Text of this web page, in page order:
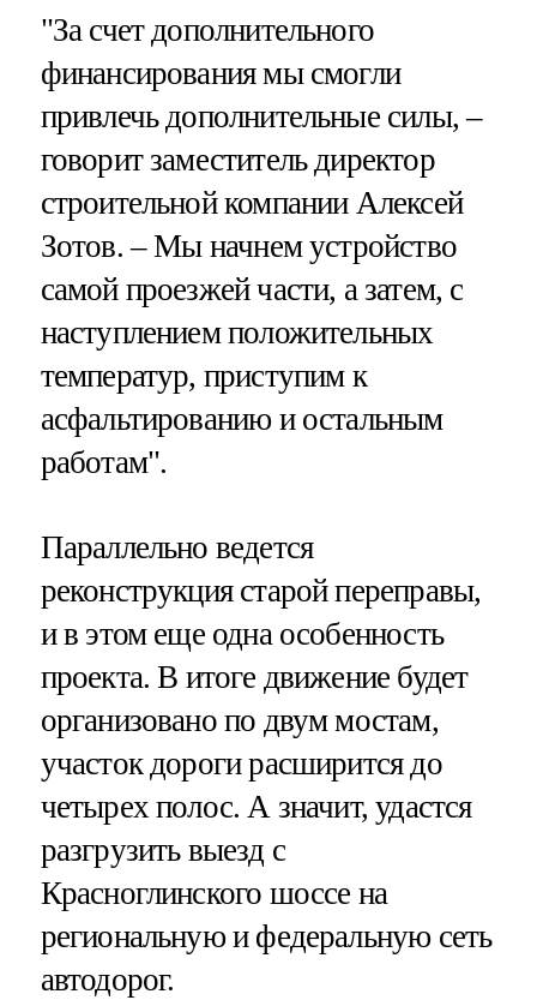
"За счет дополнительного
финансирования мы смогли
привлечь дополнительные силы, –
говорит заместитель директор
строительной компании Алексей
Зотов. – Мы начнем устройство
самой проезжей части, а затем, с
наступлением положительных
температур, приступим к
асфальтированию и остальным
работам".
Параллельно ведется
реконструкция старой переправы,
и в этом еще одна особенность
проекта. В итоге движение будет
организовано по двум мостам,
участок дороги расширится до
четырех полос. А значит, удастся
разгрузить выезд с
Красноглинского шоссе на
региональную и федеральную сеть
автодорог.